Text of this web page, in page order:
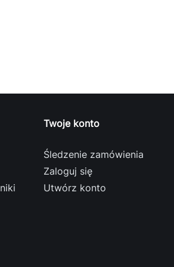
Twoje konto
Śledzenie zamówienia
Zaloguj się
Utwórz konto